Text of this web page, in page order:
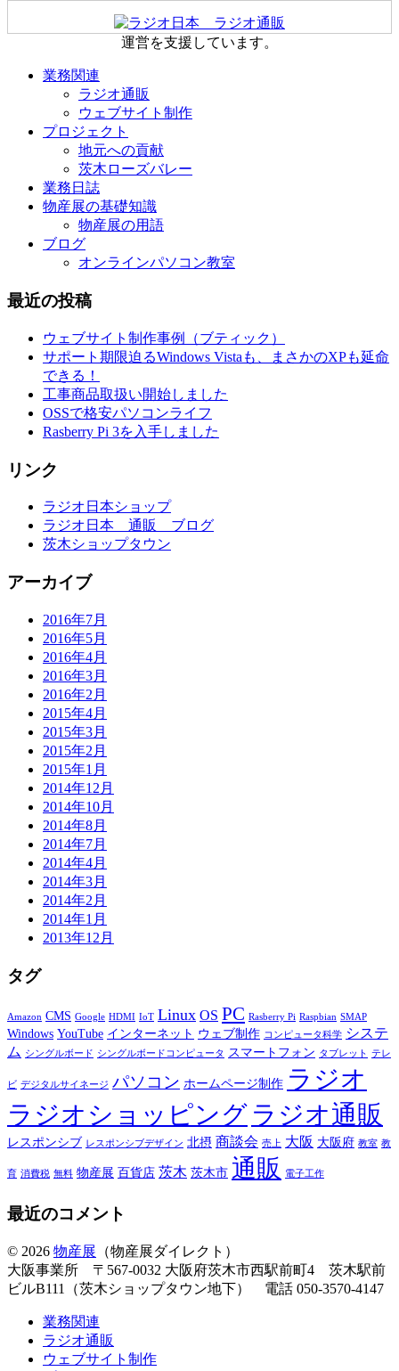
運営を支援しています。
業務関連
ラジオ通販
ウェブサイト制作
プロジェクト
地元への貢献
茨木ローズバレー
業務日誌
物産展の基礎知識
物産展の用語
ブログ
オンラインパソコン教室
最近の投稿
ウェブサイト制作事例（ブティック）
サポート期限迫るWindows Vistaも、まさかのXPも延命
できる！
工事商品取扱い開始しました
OSSで格安パソコンライフ
Rasberry Pi 3を入手しました
リンク
ラジオ日本ショップ
ラジオ日本 通販 ブログ
茨木ショップタウン
アーカイブ
2016年7月
2016年5月
2016年4月
2016年3月
2016年2月
2015年4月
2015年3月
2015年2月
2015年1月
2014年12月
2014年10月
2014年8月
2014年7月
2014年4月
2014年3月
2014年2月
2014年1月
2013年12月
タグ
Amazon CMS Google HDMI IoT Linux OS PC Rasberry Pi Raspbian SMAP
Windows YouTube インターネット ウェブ制作 コンピュータ科学 システ
ム
シングルボード シングルボードコンピュータ スマートフォン タブレット テレ
ビ デジタルサイネージ パソコン ホームページ制作 ラジオ
ラジオショッピング ラジオ通販
レスポンシブ レスポンシブデザイン 北摂 商談会 売上 大阪 大阪府 教室 教
育 消費税 無料 物産展 百貨店 茨木 茨木市 通販 電子工作
最近のコメント
© 2026 物産展 （物産展ダイレクト）
大阪事業所 〒567-0032 大阪府茨木市西駅前町4 茨木駅前
ビルB111（茨木ショップタウン地下） 電話 050-3570-4147
業務関連
ラジオ通販
ウェブサイト制作